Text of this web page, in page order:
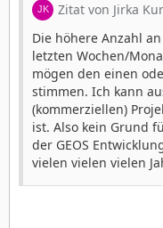
Zitat von Jirka
Die höhere Anzahl
letzten Wochen/
mögen den einen
stimmen. Ich kann
(kommerziellen)
ist. Also kein Grund
der GEOS
vielen vielen vielen